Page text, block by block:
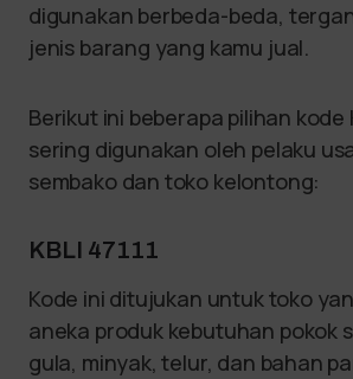
digunakan berbeda-beda,
jenis barang yang kamu jual.
Berikut ini beberapa pilihan kode
sering digunakan oleh pelaku
sembako dan toko kelontong:
KBLI 47111
Kode ini ditujukan untuk toko
aneka produk kebutuhan pokok
gula, minyak, telur, dan bahan